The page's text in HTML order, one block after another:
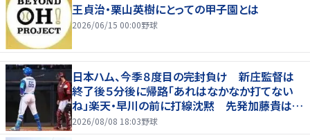
王貞治・栗山英樹にとっての甲子園とは
2026/06/15 00:00野球
日本ハム、今季８度目の完封負け 新庄監督は
終了後５分後に帰路「あれはなかなか打てない
ね」楽天・早川の前に打線沈黙 先発加藤貴は連
勝が８でストップ、７回途中４失点で２敗目
2026/08/08 18:03野球